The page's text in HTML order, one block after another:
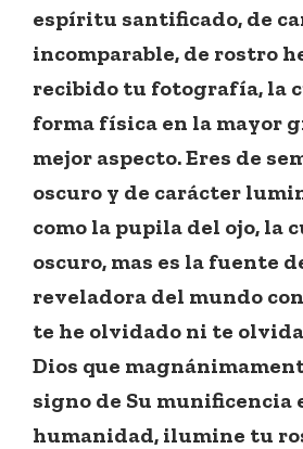
espíritu santificado, de
incomparable, de rostro
recibido tu fotografía, la
forma física en la mayor
mejor aspecto. Eres de
oscuro y de carácter
como la pupila del ojo, la
oscuro, mas es la fuente
reveladora del mundo
te he olvidado ni te
Dios que
signo de Su munificencia
humanidad, ilumine tu